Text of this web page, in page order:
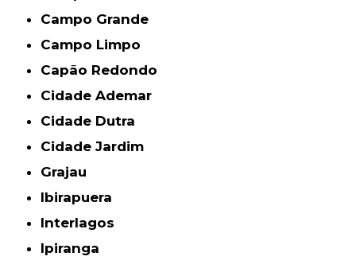
Campo Grande
Campo Limpo
Capão Redondo
Cidade Ademar
Cidade Dutra
Cidade Jardim
Grajau
Ibirapuera
Interlagos
Ipiranga